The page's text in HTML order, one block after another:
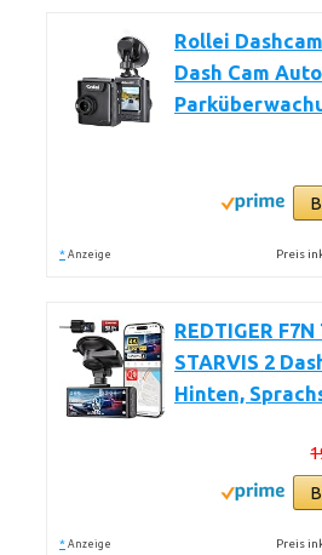
Rollei
Dash Cam
* Anzeige Preis
REDTIGER
STARVIS 2
Hinten,
* Anzeige Preis